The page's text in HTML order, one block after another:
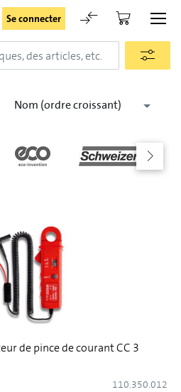
Se connecter
le mot de passe
pour login
Nom (ordre croissant)
de pince de courant CC 3
110.350.012